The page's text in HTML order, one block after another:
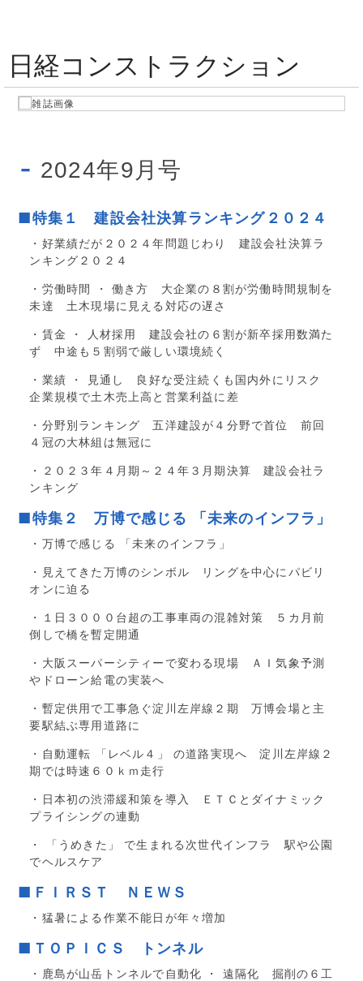
日経コンストラクション
2024年9月号
■特集１ 建設会社決算ランキング２０２４
・好業績だが２０２４年問題じわり 建設会社決算ラ
ンキング２０２４
・労働時間 ・ 働き方 大企業の８割が労働時間規制を
未達 土木現場に見える対応の遅さ
・賃金 ・ 人材採用 建設会社の６割が新卒採用数満た
ず 中途も５割弱で厳しい環境続く
・業績 ・ 見通し 良好な受注続くも国内外にリスク
企業規模で土木売上高と営業利益に差
・分野別ランキング 五洋建設が４分野で首位 前回
４冠の大林組は無冠に
・２０２３年４月期～２４年３月期決算 建設会社ラ
ンキング
■特集２ 万博で感じる 「未来のインフラ」
・万博で感じる 「未来のインフラ」
・見えてきた万博のシンボル リングを中心にパビリ
オンに迫る
・１日３０００台超の工事車両の混雑対策 ５カ月前
倒しで橋を暫定開通
・大阪スーパーシティーで変わる現場 ＡＩ気象予測
やドローン給電の実装へ
・暫定供用で工事急ぐ淀川左岸線２期 万博会場と主
要駅結ぶ専用道路に
・自動運転 「レベル４」 の道路実現へ 淀川左岸線２
期では時速６０ｋｍ走行
・日本初の渋滞緩和策を導入 ＥＴＣとダイナミック
プライシングの連動
・ 「うめきた」 で生まれる次世代インフラ 駅や公園
でヘルスケア
■ＦＩＲＳＴ ＮＥＷＳ
・猛暑による作業不能日が年々増加
■ＴＯＰＩＣＳ トンネル
・鹿島が山岳トンネルで自動化 ・ 遠隔化 掘削の６工